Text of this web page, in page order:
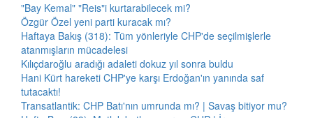
"Bay Kemal" "Reis"i kurtarabilecek mi?
Özgür Özel yeni parti kuracak mı?
Haftaya Bakış (318): Tüm yönleriyle CHP'de seçilmişlerle
atanmışların mücadelesi
Kılıçdaroğlu aradığı adaleti dokuz yıl sonra buldu
Hani Kürt hareketi CHP'ye karşı Erdoğan'ın yanında saf
tutacaktı!
Transatlantik: CHP Batı'nın umrunda mı? | Savaş bitiyor mu?